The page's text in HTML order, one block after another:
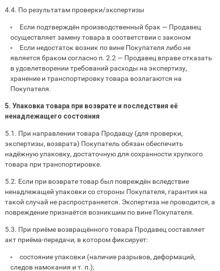
4.4. По результатам проверки/экспертизы
Если подтверждён производственный брак — Продавец
осуществляет замену товара в соответствии с законом
Если недостаток возник по вине Покупателя либо не
является браком согласно п. 2.2 — Продавец вправе отказать
в удовлетворении требований расходы на экспертизу,
хранение и транспортировку товара возлагаются на
Покупателя.
5. Упаковка товара при возврате и последствия её
ненадлежащего состояния
5.1. При направлении товара Продавцу (для проверки,
экспертизы, возврата) Покупатель обязан обеспечить
надёжную упаковку, достаточную для сохранности хрупкого
товара при транспортировке.
5.2. Если при возврате товар был повреждён вследствие
ненадлежащей упаковки со стороны Покупателя, гарантия на
такой случай не распространяется. Экспертиза не проводится, а
повреждение признаётся возникшим по вине Покупателя.
5.3. При приёме возвращённого товара Продавец составляет
акт приёма‑передачи, в котором фиксирует:
состояние упаковки (наличие разрывов, деформаций,
следов намокания и т. п.);